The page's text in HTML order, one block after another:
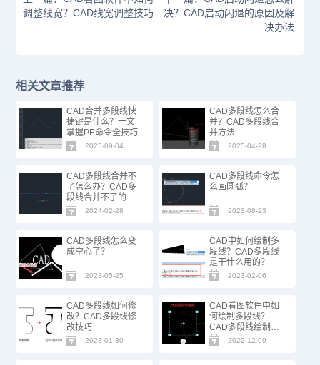
调整线宽？CAD线宽调整技巧
决？CAD启动闪退的原因及解
决办法
相关文章推荐
CAD合并多段线快
捷键是什么？一文
掌握PE命令全技巧
2025-09-04
CAD多段线怎么合
并？CAD多段线合
并方法
2025-04-28
CAD多段线合并不
了怎么办？CAD多
段线合并不了的原
因
2024-02-28
CAD多段线命令怎
么画圆弧？
2023-08-23
CAD多段线怎么变
成空心了？
2023-05-25
CAD中如何绘制多
段线？CAD多段线
是干什么用的？
2023-02-06
CAD多段线如何修
改？CAD多段线修
改技巧
2023-01-30
CAD看图软件中如
何绘制多段线？
CAD多段线绘制技
巧
2022-12-09